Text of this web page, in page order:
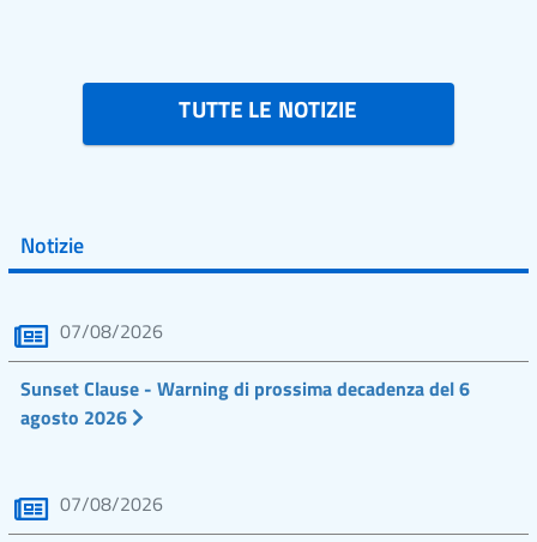
TUTTE LE NOTIZIE
Notizie
07/08/2026
Sunset Clause - Warning di prossima decadenza del 6
agosto 2026
07/08/2026